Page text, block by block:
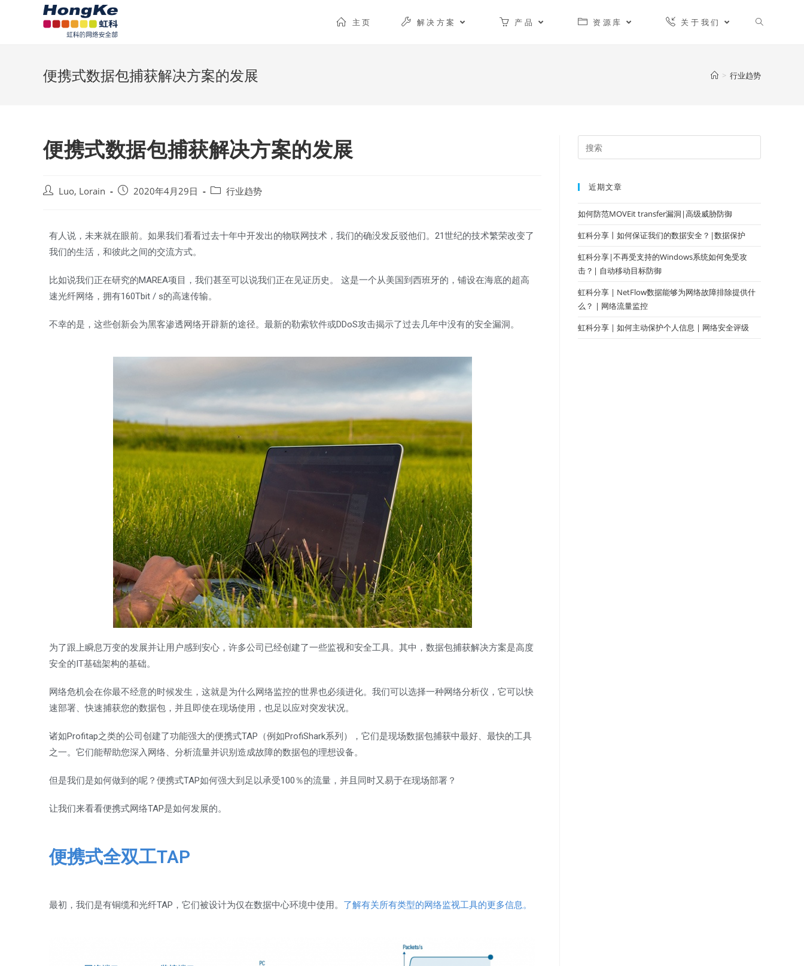
主页 解决方案 产品 资源库 关于我们
便携式数据包捕获解决方案的发展 > 行业趋势
便携式数据包捕获解决方案的发展
Luo, Lorain 2020年4月29日 行业趋势
有人说，未来就在眼前。如果我们看看过去十年中开发出的物联网技术，我们的确没发反驳他们。21世纪的技术繁荣改变了
我们的生活，和彼此之间的交流方式。
比如说我们正在研究的MAREA项目，我们甚至可以说我们正在见证历史。 这是一个从美国到西班牙的，铺设在海底的超高
速光纤网络，拥有160Tbit / s的高速传输。
不幸的是，这些创新会为黑客渗透网络开辟新的途径。最新的勒索软件或DDoS攻击揭示了过去几年中没有的安全漏洞。
为了跟上瞬息万变的发展并让用户感到安心，许多公司已经创建了一些监视和安全工具。其中，数据包捕获解决方案是高度
安全的IT基础架构的基础。
网络危机会在你最不经意的时候发生，这就是为什么网络监控的世界也必须进化。我们可以选择一种网络分析仪，它可以快
速部署、快速捕获您的数据包，并且即使在现场使用，也足以应对突发状况。
诸如Profitap之类的公司创建了功能强大的便携式TAP（例如ProfiShark系列），它们是现场数据包捕获中最好、最快的工具
之一。它们能帮助您深入网络、分析流量并识别造成故障的数据包的理想设备。
但是我们是如何做到的呢？便携式TAP如何强大到足以承受100％的流量，并且同时又易于在现场部署？
让我们来看看便携式网络TAP是如何发展的。
便携式全双工TAP
最初，我们是有铜缆和光纤TAP，它们被设计为仅在数据中心环境中使用。 了解有关所有类型的网络监视工具的更多信息。
近期文章
如何防范MOVEit transfer漏洞|高级威胁防御
虹科分享丨如何保证我们的数据安全？|数据保护
虹科分享|不再受支持的Windows系统如何免受攻
击？| 自动移动目标防御
虹科分享 | NetFlow数据能够为网络故障排除提供什
么？ | 网络流量监控
虹科分享 | 如何主动保护个人信息 | 网络安全评级